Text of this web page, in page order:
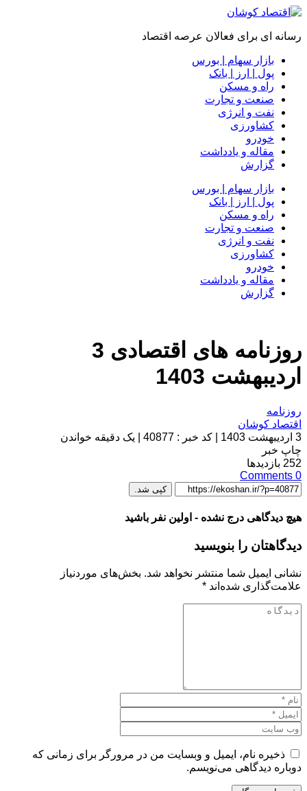
رسانه ای برای فعالان عرصه اقتصاد
بازار سهام | بورس
پول | ارز | بانک
راه و مسکن
صنعت و تجارت
نفت و انرژی
کشاورزی
خودرو
مقاله و یادداشت
گزارش
بازار سهام | بورس
پول | ارز | بانک
راه و مسکن
صنعت و تجارت
نفت و انرژی
کشاورزی
خودرو
مقاله و یادداشت
گزارش
روزنامه های اقتصادی 3
اردیبهشت 1403
روزنامه
اقتصاد کوشان
3 اردیبهشت 1403
کد خبر : 40877
یک دقیقه خواندن
چاپ خبر
252 بازدیدها
0
Comments
کپی شد.
هیچ دیدگاهی درج نشده - اولین نفر باشید
دیدگاهتان را بنویسید
نشانی ایمیل شما منتشر نخواهد شد. بخش‌های موردنیاز
علامت‌گذاری شده‌اند *
ذخیره نام، ایمیل و وبسایت من در مرورگر برای زمانی که
دوباره دیدگاهی می‌نویسم.